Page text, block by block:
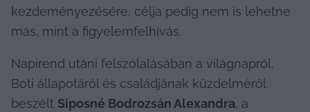
kezdeményezésére, célja pedig nem is lehetne
más, mint a figyelemfelhívás.
Napirend utáni felszólalásában a világnapról,
Boti állapotáról és családjának küzdelméről
beszélt Siposné Bodrozsán Alexandra, a